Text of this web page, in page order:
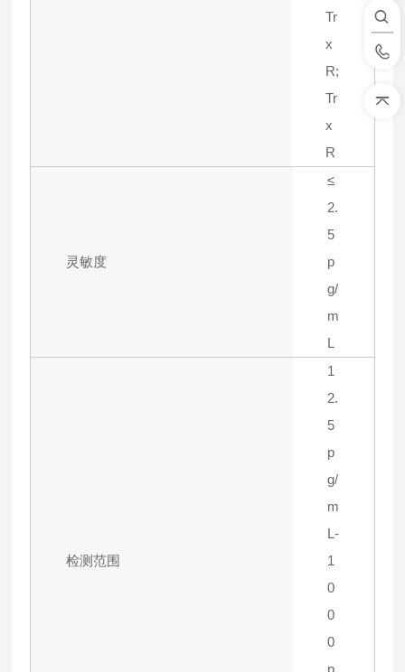
Tr
x
R;
Tr
x
R
灵敏度
≤
2.
5
p
g/
m
L
检测范围
1
2.
5
p
g/
m
L-
1
0
0
0
p